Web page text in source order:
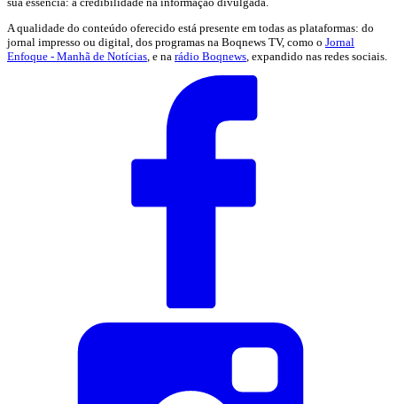
A qualidade do conteúdo oferecido está presente em todas as plataformas: do
jornal impresso ou digital, dos programas na Boqnews TV, como o Jornal
Enfoque - Manhã de Notícias , e na rádio Boqnews , expandido nas redes sociais.